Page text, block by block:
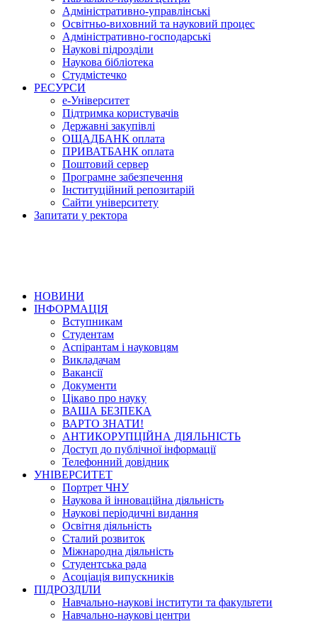
Адміністративно-управлінські
Освітньо-виховний та науковий процес
Адміністративно-господарські
Наукові підрозділи
Наукова бібліотека
Студмістечко
РЕСУРСИ
е-Університет
Підтримка користувачів
Державні закупівлі
ОЩАДБАНК оплата
ПРИВАТБАНК оплата
Поштовий сервер
Програмне забезпечення
Інституційний репозитарій
Сайти університету
Запитати у ректора
НОВИНИ
ІНФОРМАЦІЯ
Вступникам
Студентам
Аспірантам і науковцям
Викладачам
Вакансії
Документи
Цікаво про науку
ВАША БЕЗПЕКА
ВАРТО ЗНАТИ!
АНТИКОРУПЦІЙНА ДІЯЛЬНІСТЬ
Доступ до публічної інформації
Телефонний довідник
УНІВЕРСИТЕТ
Портрет ЧНУ
Наукова й інноваційна діяльність
Наукові періодичні видання
Освітня діяльність
Сталий розвиток
Міжнародна діяльність
Студентська рада
Асоціація випускників
ПІДРОЗДІЛИ
Навчально-наукові інститути та факультети
Навчально-наукові центри